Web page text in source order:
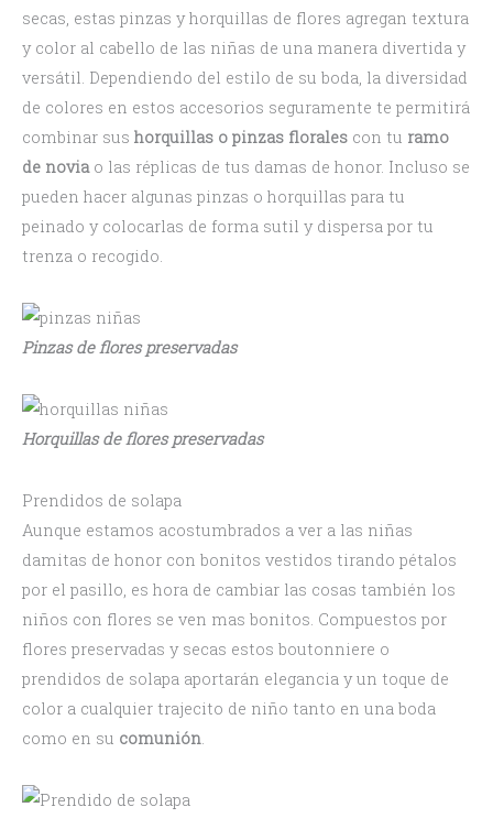
secas, estas pinzas y horquillas de flores agregan textura
y color al cabello de las niñas de una manera divertida y
versátil. Dependiendo del estilo de su boda, la diversidad
de colores en estos accesorios seguramente te permitirá
combinar sus horquillas o pinzas florales con tu ramo
de novia o las réplicas de tus damas de honor. Incluso se
pueden hacer algunas pinzas o horquillas para tu
peinado y colocarlas de forma sutil y dispersa por tu
trenza o recogido.
Pinzas de flores preservadas
Horquillas de flores preservadas
Prendidos de solapa
Aunque estamos acostumbrados a ver a las niñas
damitas de honor con bonitos vestidos tirando pétalos
por el pasillo, es hora de cambiar las cosas también los
niños con flores se ven mas bonitos. Compuestos por
flores preservadas y secas estos boutonniere o
prendidos de solapa aportarán elegancia y un toque de
color a cualquier trajecito de niño tanto en una boda
como en su comunión.